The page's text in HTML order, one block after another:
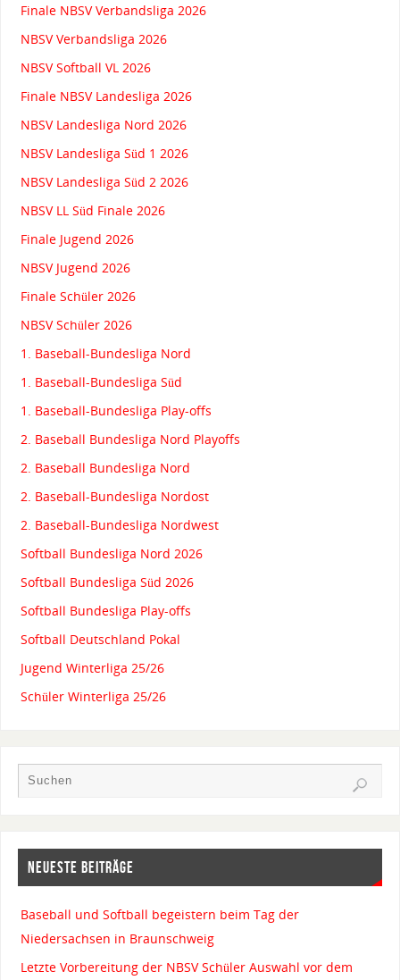
Finale NBSV Verbandsliga 2026
NBSV Verbandsliga 2026
NBSV Softball VL 2026
Finale NBSV Landesliga 2026
NBSV Landesliga Nord 2026
NBSV Landesliga Süd 1 2026
NBSV Landesliga Süd 2 2026
NBSV LL Süd Finale 2026
Finale Jugend 2026
NBSV Jugend 2026
Finale Schüler 2026
NBSV Schüler 2026
1. Baseball-Bundesliga Nord
1. Baseball-Bundesliga Süd
1. Baseball-Bundesliga Play-offs
2. Baseball Bundesliga Nord Playoffs
2. Baseball Bundesliga Nord
2. Baseball-Bundesliga Nordost
2. Baseball-Bundesliga Nordwest
Softball Bundesliga Nord 2026
Softball Bundesliga Süd 2026
Softball Bundesliga Play-offs
Softball Deutschland Pokal
Jugend Winterliga 25/26
Schüler Winterliga 25/26
NEUESTE BEITRÄGE
Baseball und Softball begeistern beim Tag der
Niedersachsen in Braunschweig
Letzte Vorbereitung der NBSV Schüler Auswahl vor dem